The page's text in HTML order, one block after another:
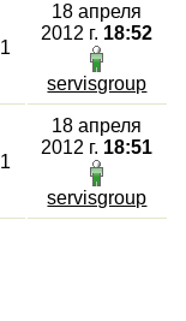
1
18 апреля
2012 г. 18:52
servisgroup
1
18 апреля
2012 г. 18:51
servisgroup